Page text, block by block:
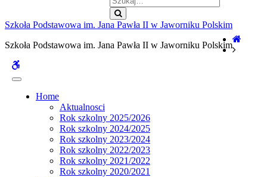
Szkoła Podstawowa im. Jana Pawła II w Jaworniku Polskim
Szkoła Podstawowa im. Jana Pawła II w Jaworniku Polskim
buttons
Home
Aktualnosci
Rok szkolny 2025/2026
Rok szkolny 2024/2025
Rok szkolny 2023/2024
Rok szkolny 2022/2023
Rok szkolny 2021/2022
Rok szkolny 2020/2021